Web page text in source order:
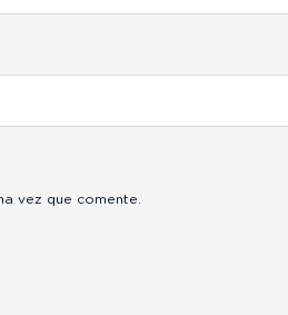
vez que comente.